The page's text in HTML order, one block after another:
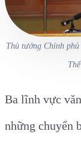
Thủ tướng Chính
Ba lĩnh vực
những chuyển